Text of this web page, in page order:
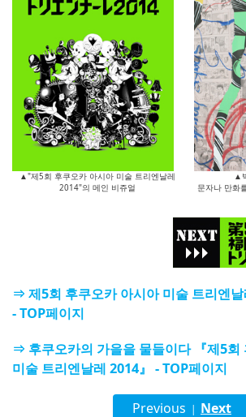
▲"제5회 후쿠오카 아시아 미술 트리엔날레
2014"의 메인 비쥬얼
▲
문자나 만화
⇒ 제5회 후쿠오카 아시아 미술 트리엔
- TOP페이지
⇒ 후쿠오카의 가을을 물들이다 『제5회
미술 트리엔날레 2014』 - TOP페이지
Previous | Next